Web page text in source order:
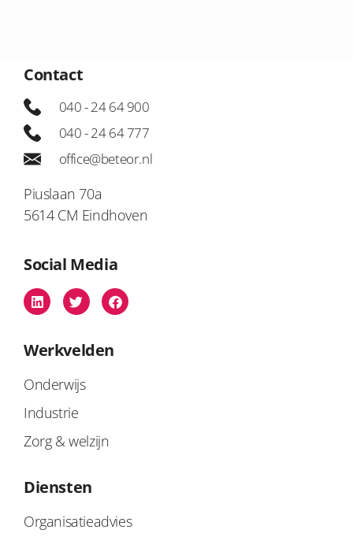
Contact
040 - 24 64 900
040 - 24 64 777
office@beteor.nl
Piuslaan 70a
5614 CM Eindhoven
Social Media
Werkvelden
Onderwijs
Industrie
Zorg & welzijn
Diensten
Organisatieadvies